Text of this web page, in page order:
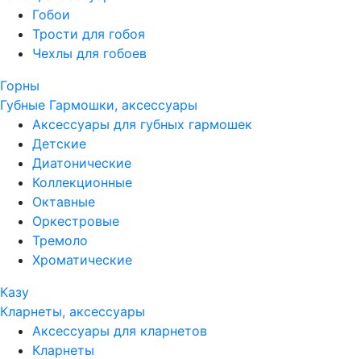
Гобои
Трости для гобоя
Чехлы для гобоев
Горны
Губные Гармошки, аксессуары
Аксессуары для губных гармошек
Детские
Диатонические
Коллекционные
Октавные
Оркестровые
Тремоло
Хроматические
Казу
Кларнеты, аксессуары
Аксессуары для кларнетов
Кларнеты